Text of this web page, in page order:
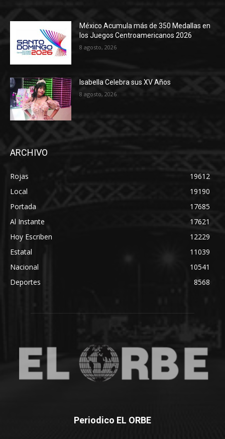
México Acumula más de 350 Medallas en
los Juegos Centroamericanos 2026
8 agosto, 2026
Isabella Celebra sus XV Años
8 agosto, 2026
ARCHIVO
Rojas
19612
Local
19190
Portada
17685
Al Instante
17621
Hoy Escriben
12229
Estatal
11039
Nacional
10541
Deportes
8568
Periodico EL ORBE